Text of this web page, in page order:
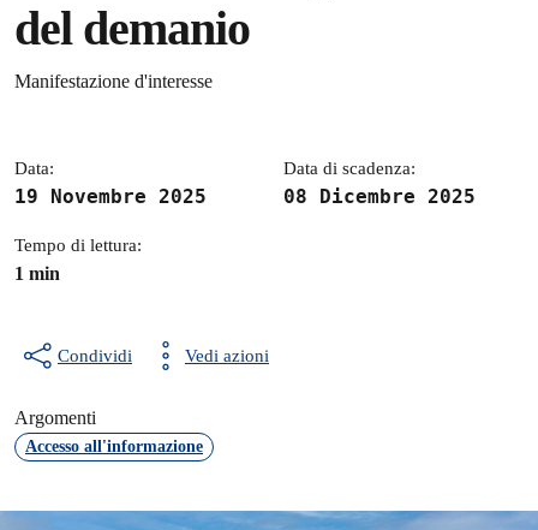
del demanio
Dettagli della notizia
Manifestazione d'interesse
Data:
19 Novembre 2025
Data di scadenza:
08 Dicembre 2025
Tempo di lettura:
1 min
Condividi Vedi azioni
Argomenti
Accesso all'informazione